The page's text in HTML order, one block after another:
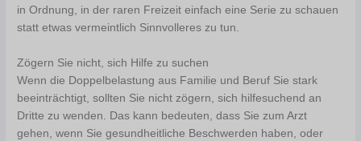
in Ordnung, in der raren Freizeit einfach eine Serie zu schauen
statt etwas vermeintlich Sinnvolleres zu tun.
Zögern Sie nicht, sich Hilfe zu suchen
Wenn die Doppelbelastung aus Familie und Beruf Sie stark
beeinträchtigt, sollten Sie nicht zögern, sich hilfesuchend an
Dritte zu wenden. Das kann bedeuten, dass Sie zum Arzt
gehen, wenn Sie gesundheitliche Beschwerden haben, oder